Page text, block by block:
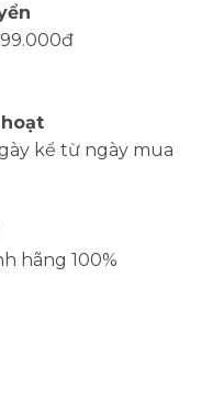
kể từ ngày mua
hãng 100%